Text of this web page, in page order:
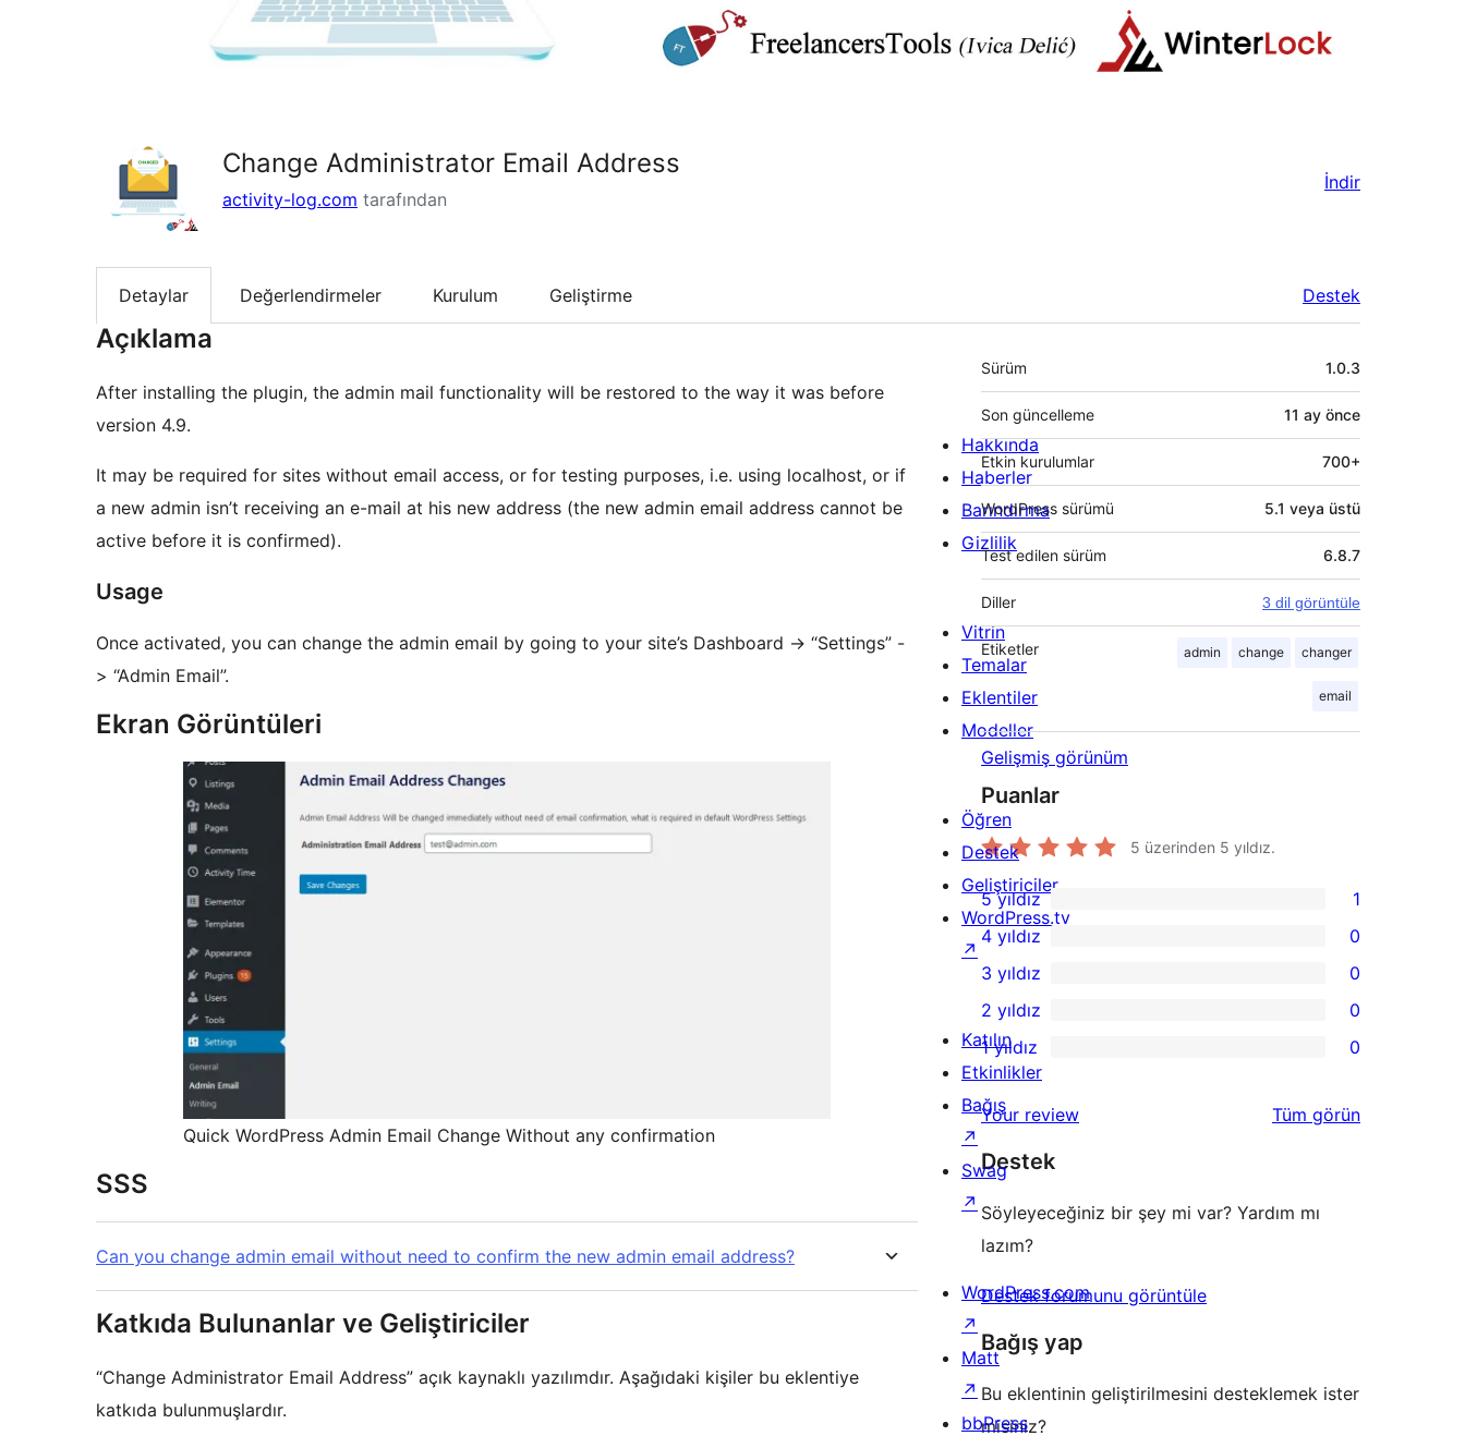
Change Administrator Email Address
activity-log.com tarafından
İndir
Detaylar Değerlendirmeler Kurulum Geliştirme Destek
Açıklama
After installing the plugin, the admin mail functionality will be restored to the way it was before
version 4.9.
It may be required for sites without email access, or for testing purposes, i.e. using localhost, or if
a new admin isn’t receiving an e-mail at his new address (the new admin email address cannot be
active before it is confirmed).
Usage
Once activated, you can change the admin email by going to your site’s Dashboard -> “Settings” -
> “Admin Email”.
Ekran Görüntüleri
Quick WordPress Admin Email Change Without any confirmation
SSS
Can you change admin email without need to confirm the new admin email address?
Katkıda Bulunanlar ve Geliştiriciler
“Change Administrator Email Address” açık kaynaklı yazılımdır. Aşağıdaki kişiler bu eklentiye
katkıda bulunmuşlardır.
Meta
Sürüm 1.0.3
Son güncelleme 11 ay önce
Etkin kurulumlar 700+
WordPress sürümü 5.1 veya üstü
Test edilen sürüm 6.8.7
Diller 3 dil görüntüle
Etiketler admin change changer
email
Gelişmiş görünüm
Puanlar
5 üzerinden 5 yıldız.
1
5
yıldızlı
inceleme
5 yıldız 1
4
yıldızlı
inceleme
4 yıldız 0
0
3
yıldızlı
inceleme
3 yıldız 0
2
inceleme
2 yıldız 0
0
1
yıldızlı
inceleme
1 yıldız 0
Your review Tüm değerlendirmeleri
görün
Destek
Söyleyeceğiniz bir şey mi var? Yardım mı
lazım?
Destek forumunu görüntüle
Bağış yap
Bu eklentinin geliştirilmesini desteklemek ister
misiniz?
Hakkında
Haberler
Barındırma
Gizlilik
Vitrin
Temalar
Eklentiler
Modeller
Öğren
Destek
Geliştiriciler
WordPress.tv
↗
Katılın
Etkinlikler
Bağış
↗
Swag
↗
WordPress.com
↗
Matt
↗
bbPress